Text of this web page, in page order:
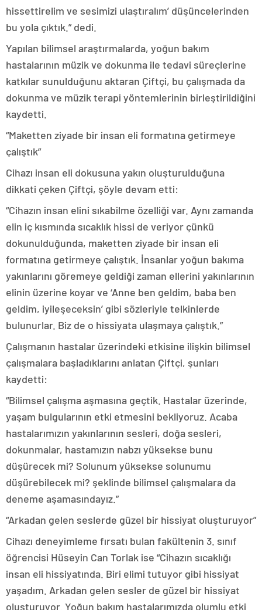
hissettirelim ve sesimizi ulaştıralım’ düşüncelerinden
bu yola çıktık.” dedi.
Yapılan bilimsel araştırmalarda, yoğun bakım
hastalarının müzik ve dokunma ile tedavi süreçlerine
katkılar sunulduğunu aktaran Çiftçi, bu çalışmada da
dokunma ve müzik terapi yöntemlerinin birleştirildiğini
kaydetti.
“Maketten ziyade bir insan eli formatına getirmeye
çalıştık”
Cihazı insan eli dokusuna yakın oluşturulduğuna
dikkati çeken Çiftçi, şöyle devam etti:
“Cihazın insan elini sıkabilme özelliği var. Aynı zamanda
elin iç kısmında sıcaklık hissi de veriyor çünkü
dokunulduğunda, maketten ziyade bir insan eli
formatına getirmeye çalıştık. İnsanlar yoğun bakıma
yakınlarını göremeye geldiği zaman ellerini yakınlarının
elinin üzerine koyar ve ‘Anne ben geldim, baba ben
geldim, iyileşeceksin’ gibi sözleriyle telkinlerde
bulunurlar. Biz de o hissiyata ulaşmaya çalıştık.”
Çalışmanın hastalar üzerindeki etkisine ilişkin bilimsel
çalışmalara başladıklarını anlatan Çiftçi, şunları
kaydetti:
“Bilimsel çalışma aşmasına geçtik. Hastalar üzerinde,
yaşam bulgularının etki etmesini bekliyoruz. Acaba
hastalarımızın yakınlarının sesleri, doğa sesleri,
dokunmalar, hastamızın nabzı yüksekse bunu
düşürecek mi? Solunum yüksekse solunumu
düşürebilecek mi? şeklinde bilimsel çalışmalara da
deneme aşamasındayız.”
“Arkadan gelen seslerde güzel bir hissiyat oluşturuyor”
Cihazı deneyimleme fırsatı bulan fakültenin 3. sınıf
öğrencisi Hüseyin Can Torlak ise “Cihazın sıcaklığı
insan eli hissiyatında. Biri elimi tutuyor gibi hissiyat
yaşadım. Arkadan gelen sesler de güzel bir hissiyat
oluşturuyor. Yoğun bakım hastalarımızda olumlu etki